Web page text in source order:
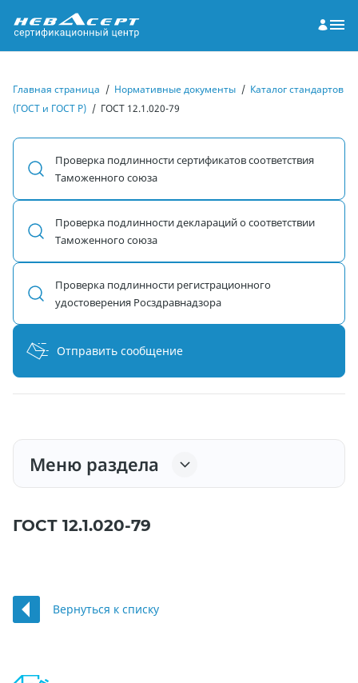
Главная страница / Нормативные документы / Каталог стандартов
(ГОСТ и ГОСТ Р) / ГОСТ 12.1.020-79
Проверка подлинности сертификатов соответствия
Таможенного союза
Проверка подлинности деклараций о соответствии
Таможенного союза
Проверка подлинности регистрационного
удостоверения Росздравнадзора
Отправить сообщение
Меню раздела
ГОСТ 12.1.020-79
Вернуться к списку